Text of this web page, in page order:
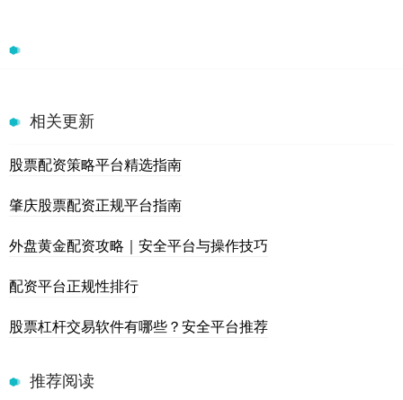
相关更新
股票配资策略平台精选指南
肇庆股票配资正规平台指南
外盘黄金配资攻略｜安全平台与操作技巧
配资平台正规性排行
股票杠杆交易软件有哪些？安全平台推荐
推荐阅读